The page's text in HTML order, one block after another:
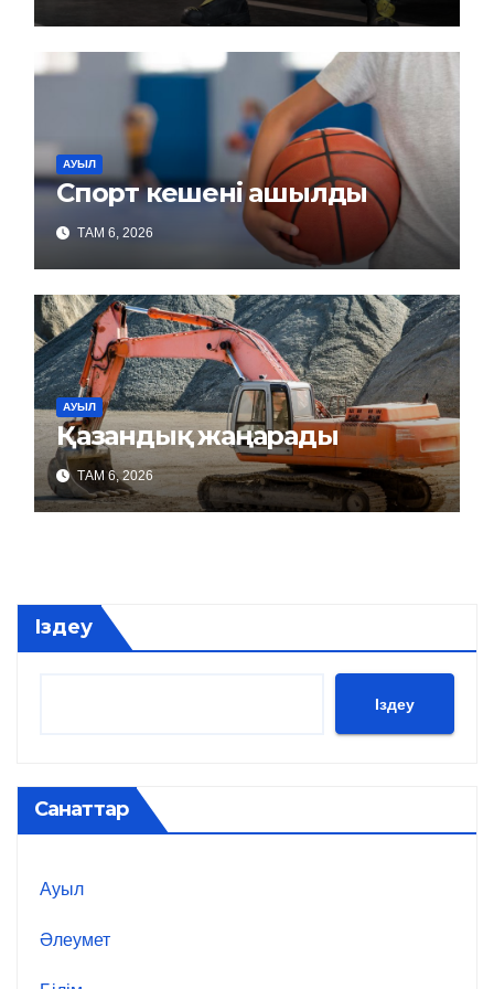
АУЫЛ
Спорт кешені ашылды
ТАМ 6, 2026
АУЫЛ
Қазандық жаңарады
ТАМ 6, 2026
Іздеу
Іздеу
Санаттар
Ауыл
Әлеумет